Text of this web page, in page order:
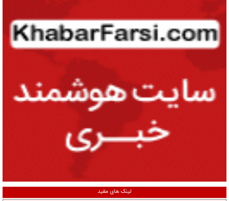
لینک های مفید